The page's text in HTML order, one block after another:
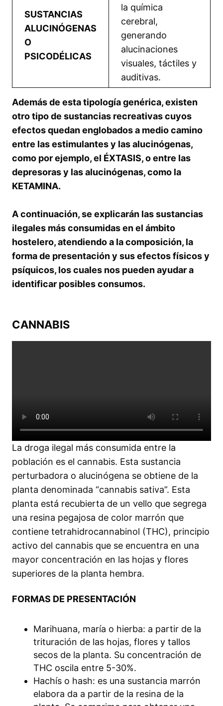
SUSTANCIAS
ALUCINÓGENAS
O
PSICODÉLICAS
la química
cerebral,
generando
alucinaciones
visuales, táctiles y
auditivas.
Además de esta tipología genérica, existen
otro tipo de sustancias recreativas cuyos
efectos quedan englobados a medio camino
entre las estimulantes y las alucinógenas,
como por ejemplo, el ÉXTASIS, o entre las
depresoras y las alucinógenas, como la
KETAMINA.
A continuación, se explicarán las sustancias
ilegales más consumidas en el ámbito
hostelero, atendiendo a la composición, la
forma de presentación y sus efectos físicos y
psíquicos, los cuales nos pueden ayudar a
identificar posibles consumos.
CANNABIS
La droga ilegal más consumida entre la
población es el cannabis. Esta sustancia
perturbadora o alucinógena se obtiene de la
planta denominada “cannabis sativa”. Esta
planta está recubierta de un vello que segrega
una resina pegajosa de color marrón que
contiene tetrahidrocannabinol (THC), principio
activo del cannabis que se encuentra en una
mayor concentración en las hojas y flores
superiores de la planta hembra.
FORMAS DE PRESENTACIÓN
Marihuana, maría o hierba: a partir de la
trituración de las hojas, flores y tallos
secos de la planta. Su concentración de
THC oscila entre 5-30%.
Hachís o hash: es una sustancia marrón
elabora da a partir de la resina de la